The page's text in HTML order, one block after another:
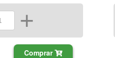
+
Comprar